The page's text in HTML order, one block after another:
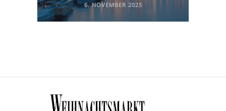
6. NOVEMBER 2025